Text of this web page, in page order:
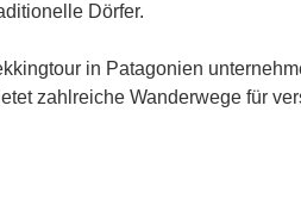
Dörfer.
in Patagonien
zahlreiche Wanderwege für